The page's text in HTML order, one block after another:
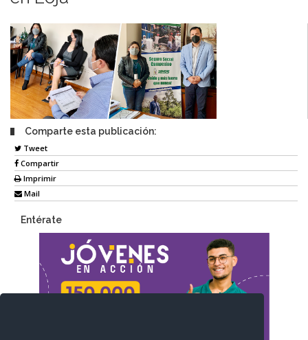
Comparte esta publicación:
Tweet
Compartir
Imprimir
Mail
Entérate